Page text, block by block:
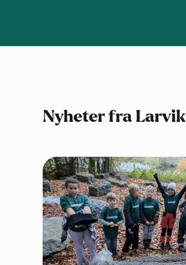
Nyheter fra Larvik